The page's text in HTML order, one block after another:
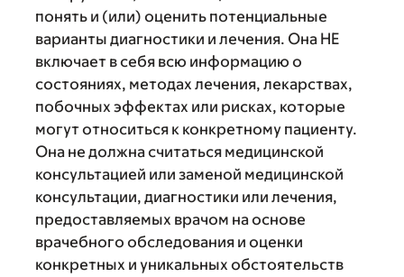
понять и (или) оценить потенциальные
варианты диагностики и лечения. Она НЕ
включает в себя всю информацию о
состояниях, методах лечения, лекарствах,
побочных эффектах или рисках, которые
могут относиться к конкретному пациенту.
Она не должна считаться медицинской
консультацией или заменой медицинской
консультации, диагностики или лечения,
предоставляемых врачом на основе
врачебного обследования и оценки
конкретных и уникальных обстоятельств